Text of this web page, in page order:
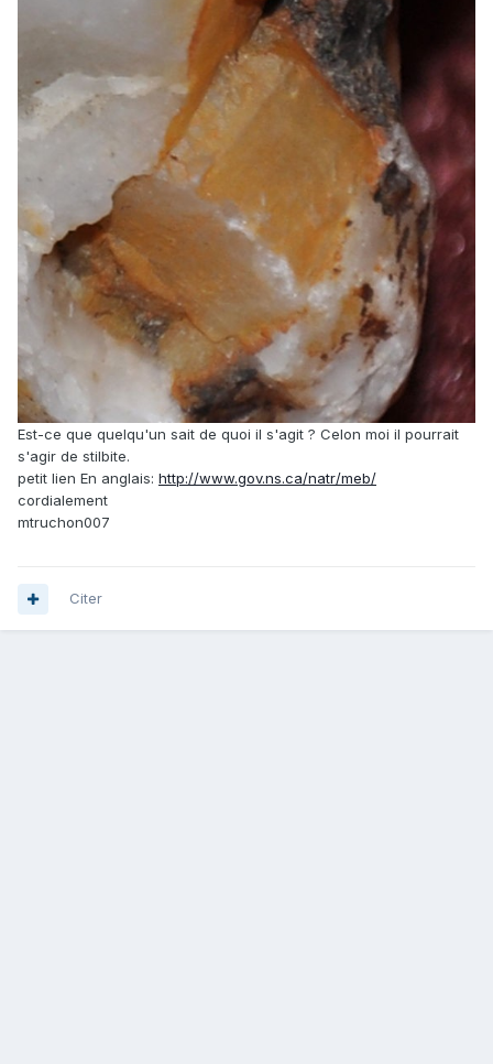
Est-ce que quelqu'un sait de quoi il s'agit ? Celon moi il pourrait
s'agir de stilbite.
petit lien En anglais: http://www.gov.ns.ca/natr/meb/
cordialement
mtruchon007
Citer